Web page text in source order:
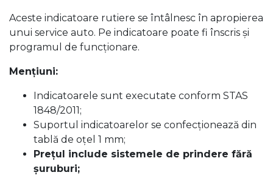
Aceste indicatoare rutiere se întâlnesc în apropierea
unui service auto. Pe indicatoare poate fi înscris și
programul de funcționare.
Menţiuni:
Indicatoarele sunt executate conform STAS
1848/2011;
Suportul indicatoarelor se confecţionează din
tablă de oţel 1 mm;
Preţul include sistemele de prindere fără
şuruburi;